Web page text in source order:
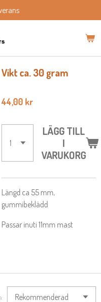
Vikt ca. 30 gram
44,00 kr
LÄGG TILL
I
VARUKORG
Längd ca 55 mm,
gummibeklädd
Passar inuti 11mm mast